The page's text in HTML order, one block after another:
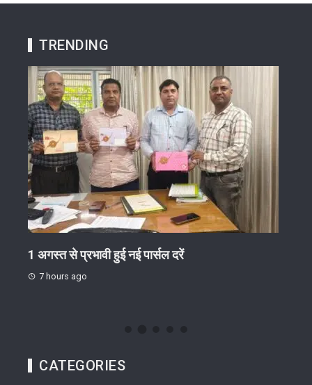
TRENDING
1 अगस्त से प्रभावी हुई नई पार्सल दरें
7 hours ago
CATEGORIES